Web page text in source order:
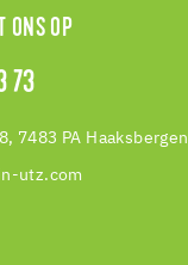
ONS OP
73
7483 PA Haaksbergen
utz.com